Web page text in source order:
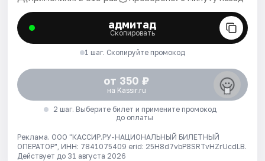
адмитад
Скопировать
1 шаг. Скопируйте промокод
от 350 ₽
на Kassir.ru
2 шаг. Выберите билет и примените промокод
до оплаты
Реклама. ООО "КАССИР.РУ-НАЦИОНАЛЬНЫЙ БИЛЕТНЫЙ
ОПЕРАТОР", ИНН: 7841075409 erid: 25H8d7vbP8SRTvHZrUcdLB.
Действует до 31 августа 2026